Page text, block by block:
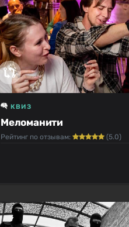
Меломанити
КВИЗ
Рейтинг по отзывам: (5.0)